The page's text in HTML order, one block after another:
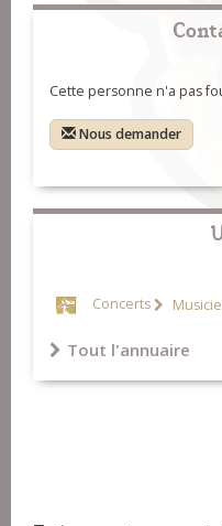
Cette personne n'a pas
Nous demander
Concerts
Tout l'annuaire